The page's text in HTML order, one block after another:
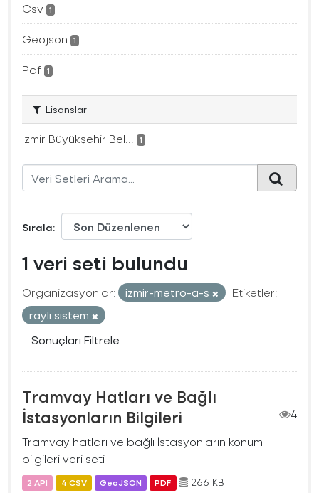
Csv 1
Geojson 1
Pdf 1
Lisanslar
İzmir Büyükşehir Bel... 1
Sırala
1 veri seti bulundu
Organizasyonlar: izmir-metro-a-s
Etiketler:
raylı sistem
Sonuçları Filtrele
Tramvay Hatları ve Bağlı
İstasyonların Bilgileri
4
Tramvay hatları ve bağlı İstasyonların konum
bilgileri veri seti
2 API 4 CSV GeoJSON PDF 266 KB